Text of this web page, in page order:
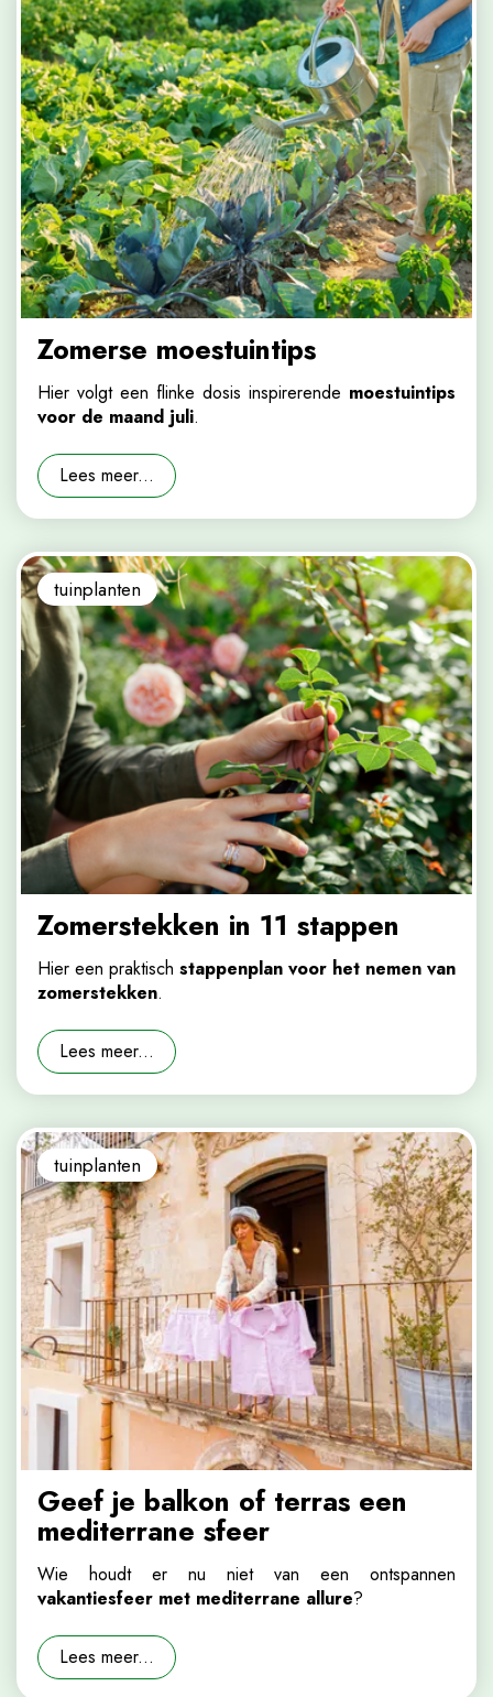
Zomerse moestuintips
Hier volgt een flinke dosis inspirerende moestuintips
voor de maand juli.
Lees meer...
Zomerstekken in 11 stappen
tuinplanten
Hier een praktisch stappenplan voor het nemen van
zomerstekken.
Lees meer...
Geef je balkon of terras een
mediterrane sfeer
tuinplanten
Wie houdt er nu niet van een ontspannen
vakantiesfeer met mediterrane allure?
Lees meer...